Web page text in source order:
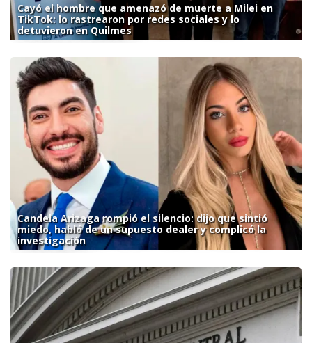
Cayó el hombre que amenazó de muerte a Milei en
TikTok: lo rastrearon por redes sociales y lo
detuvieron en Quilmes
Candela Arizaga rompió el silencio: dijo que sintió
miedo, habló de un supuesto dealer y complicó la
investigación